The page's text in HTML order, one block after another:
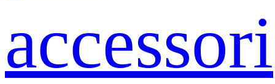
accessori